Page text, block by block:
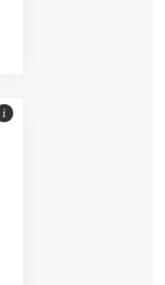
i